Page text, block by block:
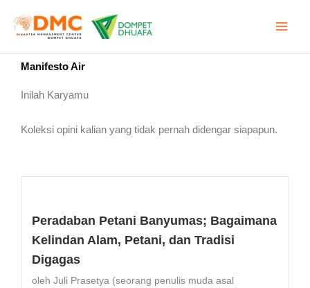
Manifesto Air
Inilah Karyamu
Koleksi opini kalian yang tidak pernah didengar siapapun.
Peradaban Petani Banyumas; Bagaimana
Kelindan Alam, Petani, dan Tradisi
Digagas
oleh Juli Prasetya (seorang penulis muda asal